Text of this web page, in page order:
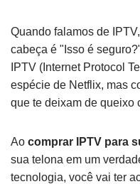
Quando falamos de
cabeça é "Isso é
IPTV (Internet Protocol
espécie de Netflix, mas
que te deixam de queixo
Ao comprar IPTV para
sua telona em um
tecnologia, você vai ter